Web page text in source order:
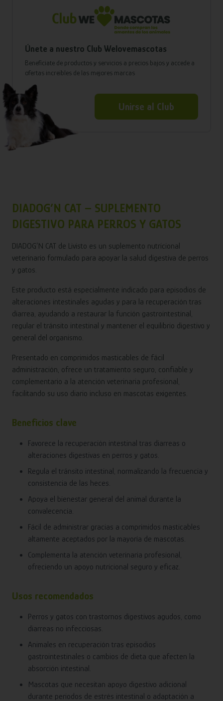
Únete a nuestro Club Welovemascotas
Benefíciate de productos y servicios a precios bajos y accede a
ofertas increíbles de las mejores marcas
Unirse al Club
DIADOG’N CAT – SUPLEMENTO
DIGESTIVO PARA PERROS Y GATOS
DIADOG’N CAT de Livisto es un suplemento nutricional
veterinario formulado para apoyar la salud digestiva de perros
y gatos.
Este producto está especialmente indicado para episodios de
alteraciones intestinales agudas y para la recuperación tras
diarrea, ayudando a restaurar la función gastrointestinal,
regular el tránsito intestinal y mantener el equilibrio digestivo y
general del organismo.
Presentado en comprimidos masticables de fácil
administración, ofrece un tratamiento seguro, confiable y
complementario a la atención veterinaria profesional,
facilitando su uso diario incluso en mascotas exigentes.
Beneficios clave
Favorece la recuperación intestinal tras diarreas o
alteraciones digestivas en perros y gatos.
Regula el tránsito intestinal, normalizando la frecuencia y
consistencia de las heces.
Apoya el bienestar general del animal durante la
convalecencia.
Fácil de administrar gracias a comprimidos masticables
altamente aceptados por la mayoría de mascotas.
Complementa la atención veterinaria profesional,
ofreciendo un apoyo nutricional seguro y eficaz.
Usos recomendados
Perros y gatos con trastornos digestivos agudos, como
diarreas no infecciosas.
Animales en recuperación tras episodios
gastrointestinales o cambios de dieta que afecten la
absorción intestinal.
Mascotas que necesitan apoyo digestivo adicional
durante periodos de estrés intestinal o adaptación a